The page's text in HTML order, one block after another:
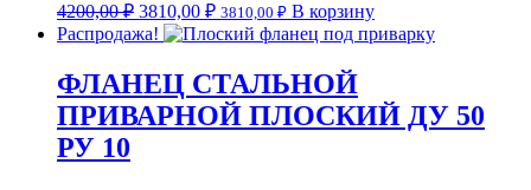
4200,00₽ 3810,00 ₽ 3810,00 ₽ В корзину
Распродажа!
ФЛАНЕЦ СТАЛЬНОЙ
ПРИВАРНОЙ ПЛОСКИЙ ДУ 50
РУ 10